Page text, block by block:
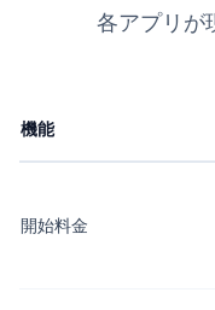
各アプリが
機能
開始料金